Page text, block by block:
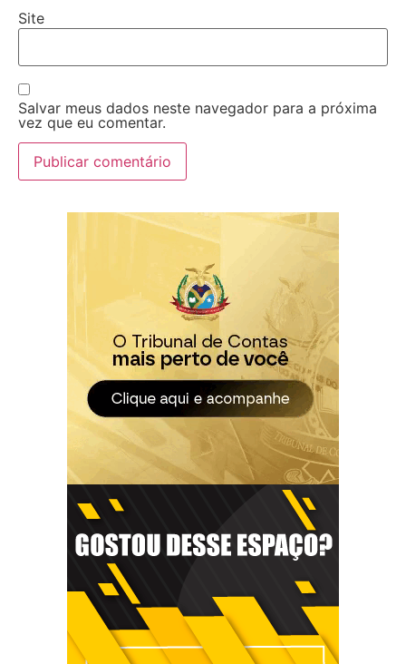
Site
Salvar meus dados neste navegador para a próxima
vez que eu comentar.